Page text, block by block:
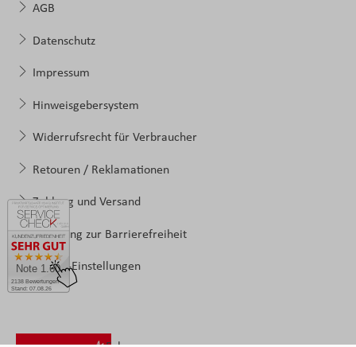
2138 Bewertungen
Stand: 07.08.26
Note 1.60
AGB
Datenschutz
Impressum
Hinweisgebersystem
Widerrufsrecht für Verbraucher
Retouren / Reklamationen
Zahlung und Versand
Erklärung zur Barrierefreiheit
Cookie-Einstellungen